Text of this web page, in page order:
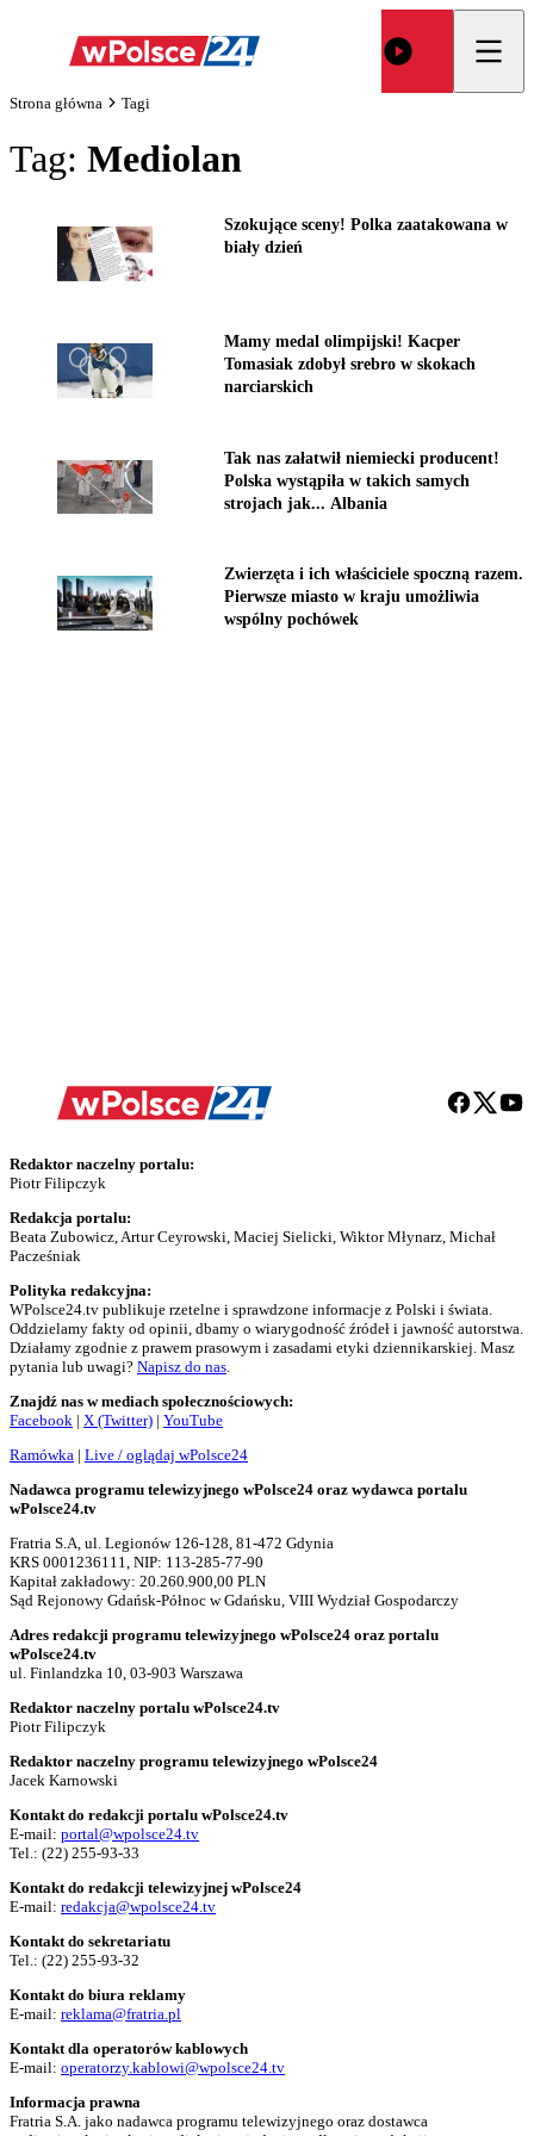
Strona główna Tagi
Tag: Mediolan
Szokujące sceny! Polka zaatakowana w
biały dzień
Mamy medal olimpijski! Kacper
Tomasiak zdobył srebro w skokach
narciarskich
Tak nas załatwił niemiecki producent!
Polska wystąpiła w takich samych
strojach jak... Albania
Zwierzęta i ich właściciele spoczną razem.
Pierwsze miasto w kraju umożliwia
wspólny pochówek
Redaktor naczelny portalu:
Piotr Filipczyk
Redakcja portalu:
Beata Zubowicz, Artur Ceyrowski, Maciej Sielicki, Wiktor Młynarz, Michał
Pacześniak
Polityka redakcyjna:
WPolsce24.tv publikuje rzetelne i sprawdzone informacje z Polski i świata.
Oddzielamy fakty od opinii, dbamy o wiarygodność źródeł i jawność autorstwa.
Działamy zgodnie z prawem prasowym i zasadami etyki dziennikarskiej. Masz
pytania lub uwagi? Napisz do nas
Znajdź nas w mediach społecznościowych:
Facebook | X (Twitter) | YouTube
Ramówka | Live / oglądaj wPolsce24
Nadawca programu telewizyjnego wPolsce24 oraz wydawca portalu
wPolsce24.tv
Fratria S.A, ul. Legionów 126-128, 81-472 Gdynia
KRS 0001236111, NIP: 113-285-77-90
Kapitał zakładowy: 20.260.900,00 PLN
Sąd Rejonowy Gdańsk-Północ w Gdańsku, VIII Wydział Gospodarczy
Adres redakcji programu telewizyjnego wPolsce24 oraz portalu
wPolsce24.tv
ul. Finlandzka 10, 03-903 Warszawa
Redaktor naczelny portalu wPolsce24.tv
Piotr Filipczyk
Redaktor naczelny programu telewizyjnego wPolsce24
Jacek Karnowski
Kontakt do redakcji portalu wPolsce24.tv
E-mail: portal@wpolsce24.tv
Tel.: (22) 255-93-33
Kontakt do redakcji telewizyjnej wPolsce24
E-mail: redakcja@wpolsce24.tv
Kontakt do sekretariatu
Tel.: (22) 255-93-32
Kontakt do biura reklamy
E-mail: reklama@fratria.pl
Kontakt dla operatorów kablowych
E-mail: operatorzy.kablowi@wpolsce24.tv
Informacja prawna
Fratria S.A. jako nadawca programu telewizyjnego oraz dostawca